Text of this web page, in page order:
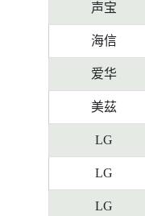
声宝
海信
爱华
美茲
LG
LG
LG